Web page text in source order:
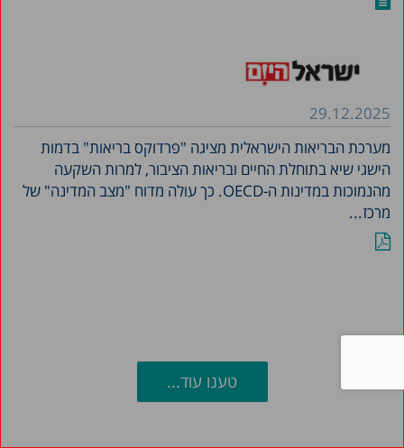
29.12.2025
מערכת הבריאות הישראלית מציגה "פרדוקס בריאות" בד­מות
הישגי שיא בתוחלת החיים וב­ריאות הציבור, למרות השקעה
מה­נמוכות במדינות ה-OECD. כך עולה מדוח "מצב המדינה" של
מרכז...
טענו עוד...